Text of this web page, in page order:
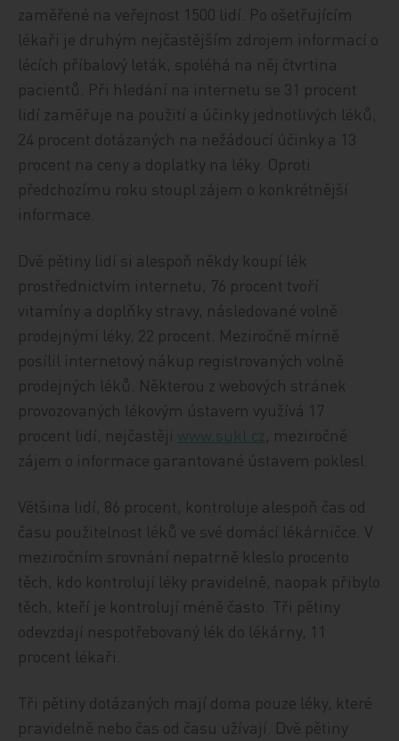
zaměřené na veřejnost 1500 lidí. Po ošetřujícím
lékaři je druhým nejčastějším zdrojem informací o
lécích příbalový leták, spoléhá na něj čtvrtina
pacientů. Při hledání na internetu se 31 procent
lidí zaměřuje na použití a účinky jednotlivých léků,
24 procent dotázaných na nežádoucí účinky a 13
procent na ceny a doplatky na léky. Oproti
předchozímu roku stoupl zájem o konkrétnější
informace.
Dvě pětiny lidí si alespoň někdy koupí lék
prostřednictvím internetu, 76 procent tvoří
vitamíny a doplňky stravy, následované volně
prodejnými léky, 22 procent. Meziročně mírně
posílil internetový nákup registrovaných volně
prodejných léků. Některou z webových stránek
provozovaných lékovým ústavem využívá 17
procent lidí, nejčastěji www.sukl.cz, meziročně
zájem o informace garantované ústavem poklesl.
Většina lidí, 86 procent, kontroluje alespoň čas od
času použitelnost léků ve své domácí lékárničce. V
meziročním srovnání nepatrně kleslo procento
těch, kdo kontrolují léky pravidelně, naopak přibylo
těch, kteří je kontrolují méně často. Tři pětiny
odevzdají nespotřebovaný lék do lékárny, 11
procent lékaři.
Tři pětiny dotázaných mají doma pouze léky, které
pravidelně nebo čas od času užívají. Dvě pětiny